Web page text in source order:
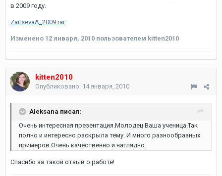
в 2009 году.
ZaitsevaA_2009.rar
Изменено 12 января, 2010 пользователем kitten2010
kitten2010
Опубликовано: 14 января, 2010
Aleksana писал:
Очень интересная презентация.Молодец Ваша ученица.Так
полно и интересно раскрыла тему. И много разнообразных
примеров.Очень качественно и наглядно.
Спасибо за такой отзыв о работе!